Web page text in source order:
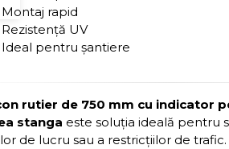
Montaj rapid
Rezistență UV
Ideal pentru șantiere
rutier de 750 mm cu indicator
stanga este soluția ideală pentru
de lucru sau a restricțiilor de